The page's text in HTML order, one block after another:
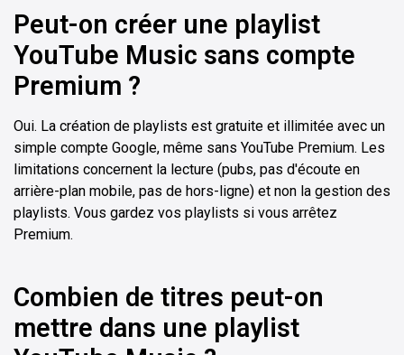
Peut-on créer une playlist
YouTube Music sans compte
Premium ?
Oui. La création de playlists est gratuite et illimitée avec un
simple compte Google, même sans YouTube Premium. Les
limitations concernent la lecture (pubs, pas d'écoute en
arrière-plan mobile, pas de hors-ligne) et non la gestion des
playlists. Vous gardez vos playlists si vous arrêtez
Premium.
Combien de titres peut-on
mettre dans une playlist